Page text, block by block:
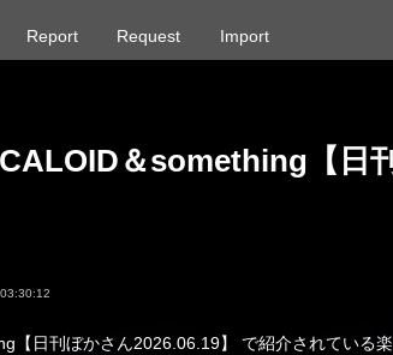
Report Request Import
＆something【日
【日刊ぼかさん2026.06.19】 で紹介されている